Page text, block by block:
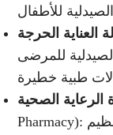
العناية الحرجة
للمرضى
الرعاية الصحية
Pharmacy): يركز هذا التخصص على إدارة وتنظيم